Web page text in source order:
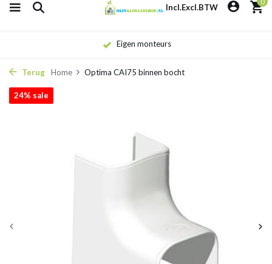
Incl.Excl.BTW
Eigen monteurs
Terug Home Optima CAI75 binnen bocht
24% sale